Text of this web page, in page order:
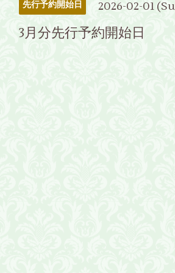
先行予約開始日 2026-02-01
3月分先行予約開始日